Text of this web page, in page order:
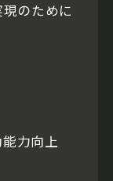
のために
力向上